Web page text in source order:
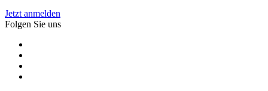
Jetzt anmelden
Folgen Sie uns